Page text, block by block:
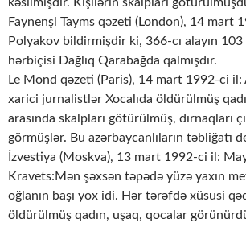
kəsilmişdir. Kişilərin skalpları
Faynenşl Tayms qəzeti (London), 14 mart
Polyakov bildirmişdir ki, 366-cı alayın
hərbiçisi Dağlıq Qarabağda qalmışdır.
Le Mond qəzeti (Paris), 14 mart 1992-ci il:
xarici jurnalistlər Xocalıda öldürülmüş
arasında skalpları götürülmüş, dırnaqları
görmüşlər. Bu azərbaycanlıların təbliğatı
İzvestiya (Moskva), 13 mart 1992-ci il:
Kravets:Mən şəxsən təpədə yüzə yaxın
oğlanın başı yox idi. Hər tərəfdə xüsusi
öldürülmüş qadın, uşaq, qocalar